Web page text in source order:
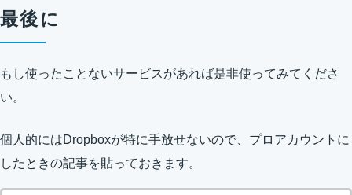
最後に
もし使ったことないサービスがあれば是非使ってみてくださ
い。
個人的にはDropboxが特に手放せないので、プロアカウントに
したときの記事を貼っておきます。